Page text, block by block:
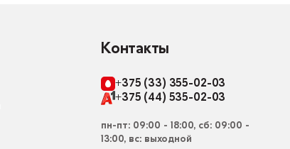
Контакты
+375 (33) 355-02-03
+375 (44) 535-02-03
пн-пт: 09:00 - 18:00, сб: 09:00 -
13:00, вс: выходной